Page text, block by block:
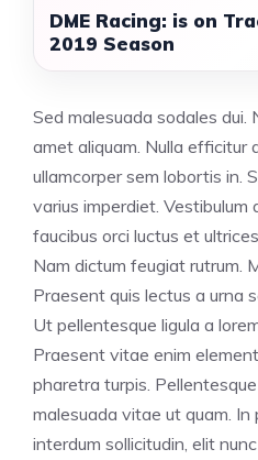
DME Racing: is on
2019 Season
Sed malesuada sodales dui.
amet aliquam. Nulla efficitur
ullamcorper sem lobortis in.
varius imperdiet. Vestibulum
faucibus orci luctus et
Nam dictum feugiat rutrum.
Praesent quis lectus a urna
Ut pellentesque ligula a
Praesent vitae enim
pharetra turpis.
malesuada vitae ut quam. In
interdum sollicitudin, elit